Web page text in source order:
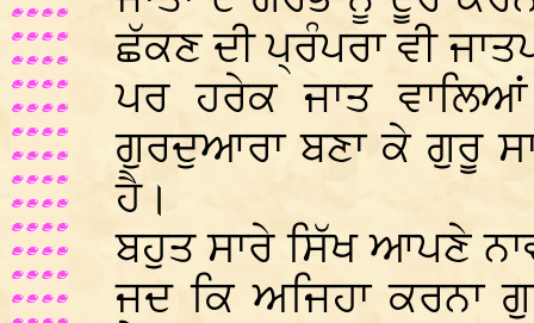
ਛੱਕਣ ਦੀ ਪ੍ਰੰਪਰਾ ਵੀ
ਪਰ ਹਰੇਕ ਜਾਤ
ਗੁਰਦੁਆਰਾ ਬਣਾ ਕੇ ਗੁਰੂ
ਹੈ।
ਬਹੁਤ ਸਾਰੇ ਸਿੱਖ ਆਪਣੇ
ਜਦ ਕਿ ਅਜਿਹਾ ਕਰਨਾ